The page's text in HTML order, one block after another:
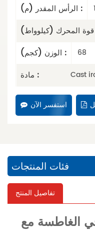
الرأس المقدر (م) :
الوزن (كجم) : 68
مادة : Cast
استفسر الآن
فئات المنتجات
تفاصيل المنتج
الغاطسة مع